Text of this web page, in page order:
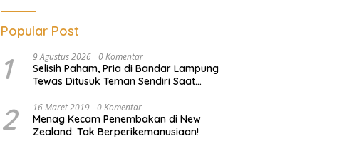
Popular Post
1 9 Agustus 2026 0 Komentar
Selisih Paham, Pria di Bandar Lampung
Tewas Ditusuk Teman Sendiri Saat
2 16 Maret 2019 0 Komentar
Menag Kecam Penembakan di New
Zealand: Tak Berperikemanusiaan!